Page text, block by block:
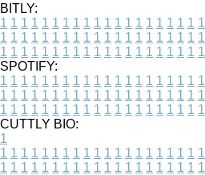
BITLY:
1 1 1 1 1 1 1 1 1 1 1 1 1 1 1 1 1 1 1 1
1 1 1 1 1 1 1 1 1 1 1 1 1 1 1 1 1 1 1 1
1 1 1 1 1 1 1 1 1 1 1 1 1 1 1 1 1 1 1 1
SPOTIFY:
1 1 1 1 1 1 1 1 1 1 1 1 1 1 1 1 1 1 1 1
1 1 1 1 1 1 1 1 1 1 1 1 1 1 1 1 1 1 1 1
1 1 1 1 1 1 1 1 1 1 1 1 1 1 1 1 1 1 1 1
CUTTLY BIO:
1
1 1 1 1 1 1 1 1 1 1 1 1 1 1 1 1 1 1 1 1
1 1 1 1 1 1 1 1 1 1 1 1 1 1 1 1 1 1 1 1